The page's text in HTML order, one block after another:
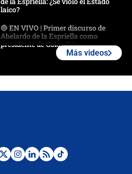
laico?
🔴 EN VIVO | Primer discurso de
Abelardo de la Espriella como
presidente de Colombia
Desde dermatitis hasta infecciones:
Más videos